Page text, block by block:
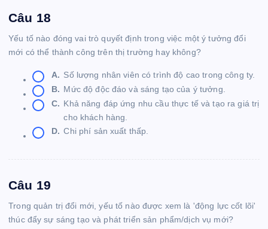
Câu 18
Yếu tố nào đóng vai trò quyết định trong việc một ý tưởng đổi
mới có thể thành công trên thị trường hay không?
A. Số lượng nhân viên có trình độ cao trong công ty.
B. Mức độ độc đáo và sáng tạo của ý tưởng.
C. Khả năng đáp ứng nhu cầu thực tế và tạo ra giá trị
cho khách hàng.
D. Chi phí sản xuất thấp.
Câu 19
Trong quản trị đổi mới, yếu tố nào được xem là 'động lực cốt lõi'
thúc đẩy sự sáng tạo và phát triển sản phẩm/dịch vụ mới?